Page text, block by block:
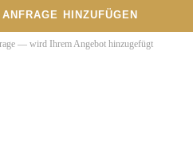
HINZUFÜGEN
— wird Ihrem Angebot hinzugefügt